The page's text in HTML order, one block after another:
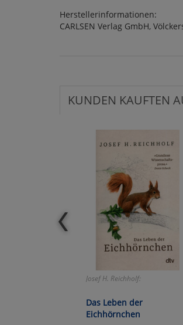
Herstellerinformationen:
CARLSEN Verlag GmbH,
KUNDEN KAUFTEN
Josef H. Reichholf:
Das Leben der
Eichhörnchen